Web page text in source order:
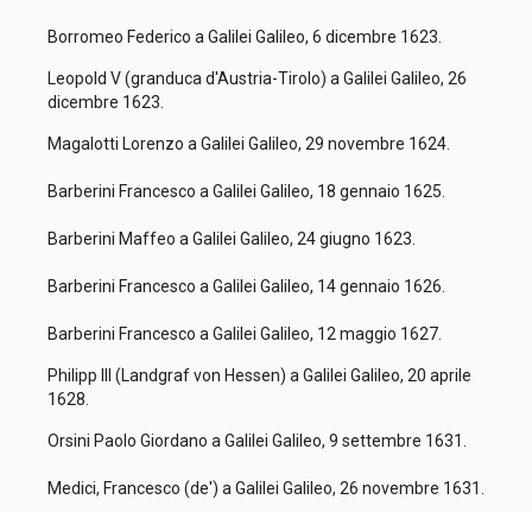
Borromeo Federico a Galilei Galileo, 6 dicembre 1623.
Leopold V (granduca d'Austria-Tirolo) a Galilei Galileo, 26
dicembre 1623.
Magalotti Lorenzo a Galilei Galileo, 29 novembre 1624.
Barberini Francesco a Galilei Galileo, 18 gennaio 1625.
Barberini Maffeo a Galilei Galileo, 24 giugno 1623.
Barberini Francesco a Galilei Galileo, 14 gennaio 1626.
Barberini Francesco a Galilei Galileo, 12 maggio 1627.
Philipp III (Landgraf von Hessen) a Galilei Galileo, 20 aprile
1628.
Orsini Paolo Giordano a Galilei Galileo, 9 settembre 1631.
Medici, Francesco (de') a Galilei Galileo, 26 novembre 1631.